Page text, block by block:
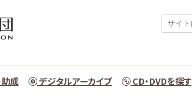
成 デジタルアーカイブ CD・DVDを探す